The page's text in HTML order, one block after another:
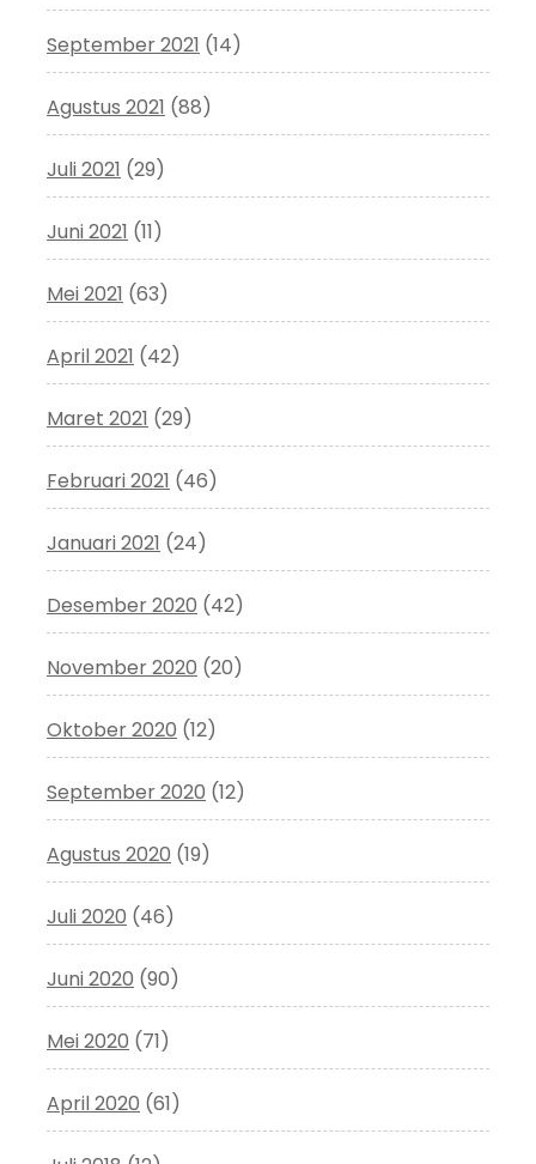
September 2021 (14)
Agustus 2021 (88)
Juli 2021 (29)
Juni 2021 (11)
Mei 2021 (63)
April 2021 (42)
Maret 2021 (29)
Februari 2021 (46)
Januari 2021 (24)
Desember 2020 (42)
November 2020 (20)
Oktober 2020 (12)
September 2020 (12)
Agustus 2020 (19)
Juli 2020 (46)
Juni 2020 (90)
Mei 2020 (71)
April 2020 (61)